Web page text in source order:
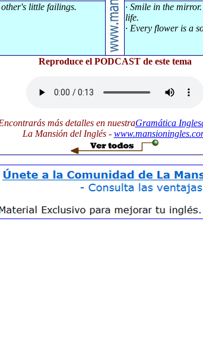
little failings.
· Smile in the
life.
· Every flower is a
Reproduce el PODCAST de este tema
más detalles en nuestraGramática
La Mansión del Inglés -